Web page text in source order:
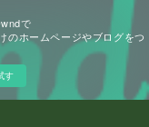
で
のホームページやブログをつ
す